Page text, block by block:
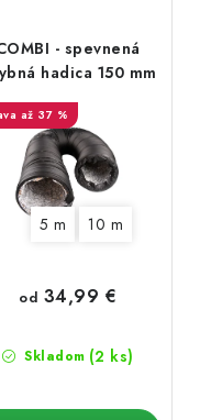
- spevnená
hadica 150 mm
až 37 %
5 m 10 m
Skladom (2 ks)
od 34,99 €